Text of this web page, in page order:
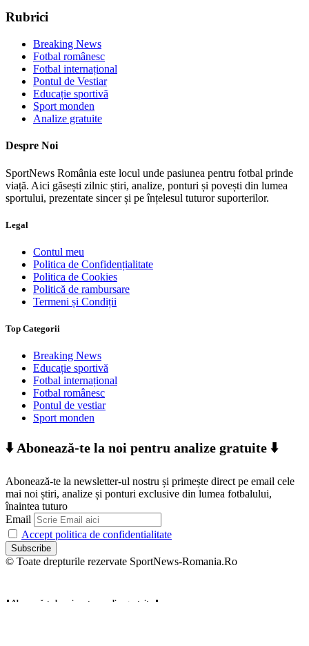
Rubrici
Breaking News
Fotbal românesc
Fotbal internațional
Pontul de Vestiar
Educație sportivă
Sport monden
Analize gratuite
Despre Noi
SportNews România este locul unde pasiunea pentru fotbal prinde
viață. Aici găsești zilnic știri, analize, ponturi și povești din lumea
sportului, prezentate sincer și pe înțelesul tuturor suporterilor.
Legal
Contul meu
Politica de Confidențialitate
Politica de Cookies
Politică de rambursare
Termeni și Condiții
Top Categorii
Breaking News
Educație sportivă
Fotbal internațional
Fotbal românesc
Pontul de vestiar
Sport monden
⬇️ Abonează-te la noi pentru analize gratuite ⬇️
Abonează-te la newsletter-ul nostru și primește direct pe email cele
mai noi știri, analize și ponturi exclusive din lumea fotbalului,
înaintea tuturo
Email
Accept politica de confidentialitate
© Toate drepturile rezervate SportNews-Romania.Ro
⬇️ Abonează-te la noi pentru analize gratuite ⬇️